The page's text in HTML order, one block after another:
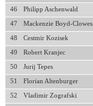
46 Philipp Aschenwald
47 Mackenzie Boyd-Clowes
48 Cestmir Kozisek
49 Robert Kranjec
50 Jurij Tepes
51 Florian Altenburger
52 Vladimir Zografski